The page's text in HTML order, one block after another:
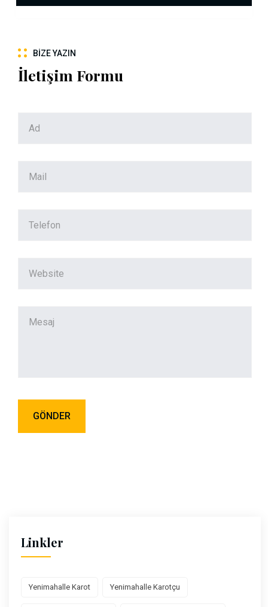
BIZE YAZIN
İletişim Formu
Linkler
Yenimahalle Karot Yenimahalle Karotçu